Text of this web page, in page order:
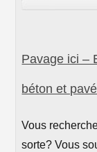
Pavage ici –
béton et
Vous
sorte? Vous